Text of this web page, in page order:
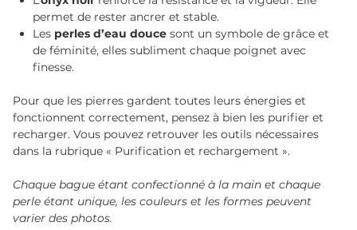
permet de rester ancrer et stable.
Les perles d’eau douce sont un symbole de grâce et
de féminité, elles subliment chaque poignet avec
finesse.
Pour que les pierres gardent toutes leurs énergies et
fonctionnent correctement, pensez à bien les purifier et
recharger. Vous pouvez retrouver les outils nécessaires
dans la rubrique « Purification et rechargement ».
Chaque bague étant confectionné à la main et chaque
perle étant unique, les couleurs et les formes peuvent
varier des photos.